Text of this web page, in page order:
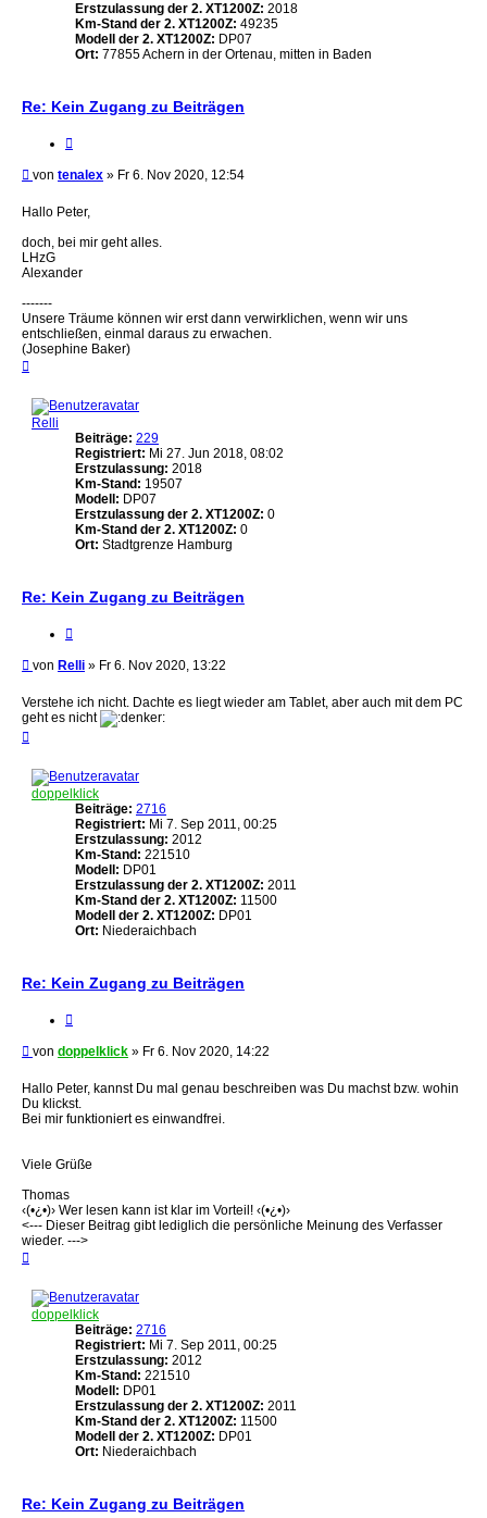
Erstzulassung der 2. XT1200Z: 2018
Km-Stand der 2. XT1200Z: 49235
Modell der 2. XT1200Z: DP07
Ort: 77855 Achern in der Ortenau, mitten in Baden
Re: Kein Zugang zu Beiträgen
Beitrag
von tenalex » Fr 6. Nov 2020, 12:54
Hallo Peter,
doch, bei mir geht alles.
LHzG
Alexander
-------
Unsere Träume können wir erst dann verwirklichen, wenn wir uns
entschließen, einmal daraus zu erwachen.
(Josephine Baker)
oben
Relli
Beiträge: 229
Registriert: Mi 27. Jun 2018, 08:02
Erstzulassung: 2018
Km-Stand: 19507
Modell: DP07
Erstzulassung der 2. XT1200Z: 0
Km-Stand der 2. XT1200Z: 0
Ort: Stadtgrenze Hamburg
Re: Kein Zugang zu Beiträgen
Beitrag
von Relli » Fr 6. Nov 2020, 13:22
Verstehe ich nicht. Dachte es liegt wieder am Tablet, aber auch mit dem PC
geht es nicht
oben
doppelklick
Beiträge: 2716
Registriert: Mi 7. Sep 2011, 00:25
Erstzulassung: 2012
Km-Stand: 221510
Modell: DP01
Erstzulassung der 2. XT1200Z: 2011
Km-Stand der 2. XT1200Z: 11500
Modell der 2. XT1200Z: DP01
Ort: Niederaichbach
Re: Kein Zugang zu Beiträgen
Beitrag
von doppelklick » Fr 6. Nov 2020, 14:22
Hallo Peter, kannst Du mal genau beschreiben was Du machst bzw. wohin
Du klickst.
Bei mir funktioniert es einwandfrei.
Viele Grüße
Thomas
‹(•¿•)› Wer lesen kann ist klar im Vorteil! ‹(•¿•)›
<--- Dieser Beitrag gibt lediglich die persönliche Meinung des Verfasser
wieder. --->
oben
doppelklick
Beiträge: 2716
Registriert: Mi 7. Sep 2011, 00:25
Erstzulassung: 2012
Km-Stand: 221510
Modell: DP01
Erstzulassung der 2. XT1200Z: 2011
Km-Stand der 2. XT1200Z: 11500
Modell der 2. XT1200Z: DP01
Ort: Niederaichbach
Re: Kein Zugang zu Beiträgen